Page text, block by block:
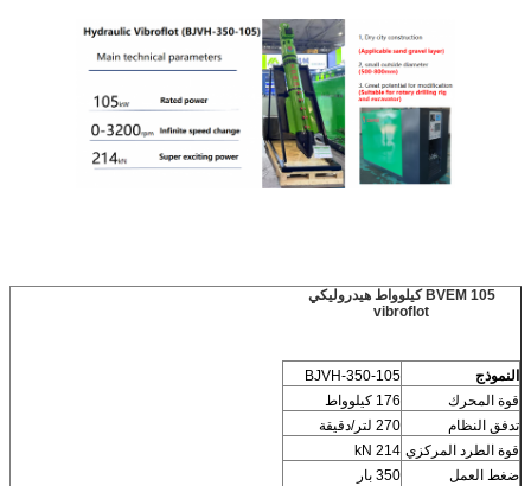
BVEM 105 كيلوواط هيدروليكي
vibroflot
النموذج
BJVH-350-105
قوة المحرك
176 كيلوواط
تدفق النظام
270 لتر/دقيقة
قوة الطرد المركزي 214 kN
ضغط العمل
350 بار